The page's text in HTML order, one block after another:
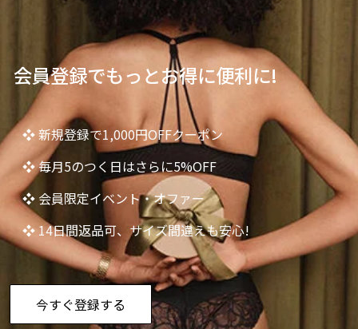
会員登録でもっとお得に便利に!
❖ 新規登録で1,000円OFFクーポン
❖ 毎月5のつく日はさらに5%OFF
❖ 会員限定イベント・オファー
❖ 14日間返品可、サイズ間違えも安心!
今すぐ登録する